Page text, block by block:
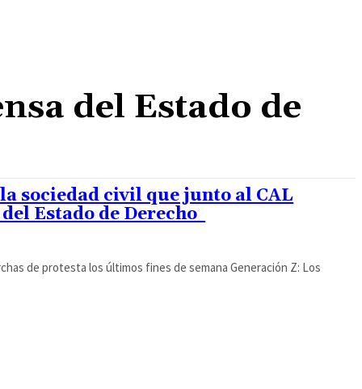
del Estado de
sociedad civil que junto al CAL
Estado de Derecho
de protesta los últimos fines de semana Generación Z: Los